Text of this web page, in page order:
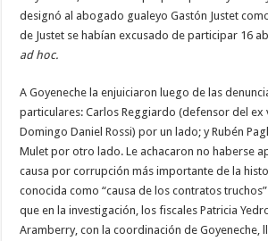
designó al abogado gualeyo Gastón Justet
de Justet se habían excusado de participar 16
ad hoc.
A Goyeneche la enjuiciaron luego de las
particulares: Carlos Reggiardo (defensor del
Domingo Daniel Rossi) por un lado; y Rubén
Mulet por otro lado. Le achacaron no haberse
causa por corrupción más importante de la
conocida como “causa de los contratos
que en la investigación, los fiscales Patricia
Aramberry, con la coordinación de Goyeneche,